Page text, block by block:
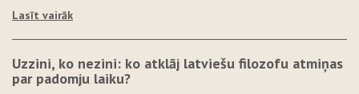
Lasīt vairāk
Uzzini, ko nezini: ko atklāj latviešu filozofu atmiņas
par padomju laiku?